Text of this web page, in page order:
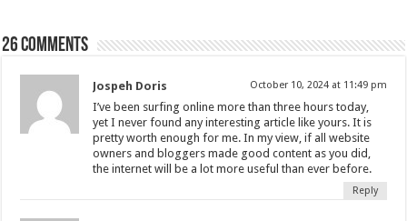
26 comments
Jospeh Doris October 10, 2024 at 11:49 pm
I’ve been surfing online more than three hours today,
yet I never found any interesting article like yours. It is
pretty worth enough for me. In my view, if all website
owners and bloggers made good content as you did,
the internet will be a lot more useful than ever before.
Reply